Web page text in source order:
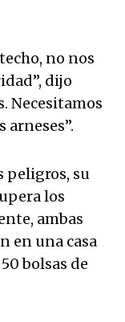
no nos
dijo
Necesitamos
arneses”.
peligros, su
los
ambas
en una casa
bolsas de